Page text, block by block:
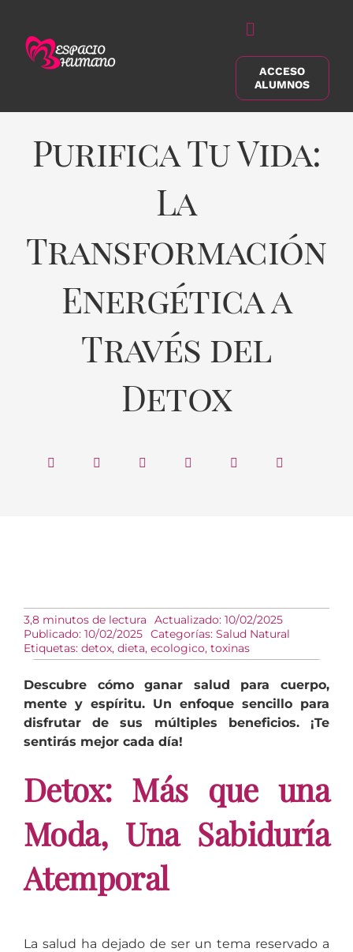
contenido
Alternar
navegación
Buscar:
ACCESO
ALUMNOS
Purifica Tu Vida:
La
Transformación
Energética a
Través del
Detox
3,8 minutos de lectura
Actualizado: 10/02/2025
Publicado: 10/02/2025 Categorías: Salud Natural
Etiquetas: detox, dieta, ecologico, toxinas
Descubre cómo ganar salud para cuerpo,
mente y espíritu. Un enfoque sencillo para
disfrutar de sus múltiples beneficios. ¡Te
sentirás mejor cada día!
Detox: Más que una
Moda, Una Sabiduría
Atemporal
La salud ha dejado de ser un tema reservado a